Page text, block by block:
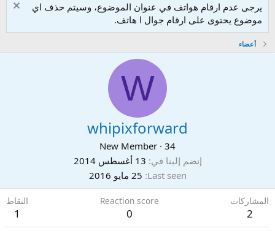
يرجى عدم ارقام هواتف في عنوان الموضوع، وسيتم حذف اي
موضوع يحتوى على ارقام جوال ا هاتف.
أعضاء
W
whipixforward
New Member · 34
إنضم إلينا في 13 أغسطس 2014
Last seen 25 مايو 2016
المشاركات
2
Reaction score
0
النقاط
1